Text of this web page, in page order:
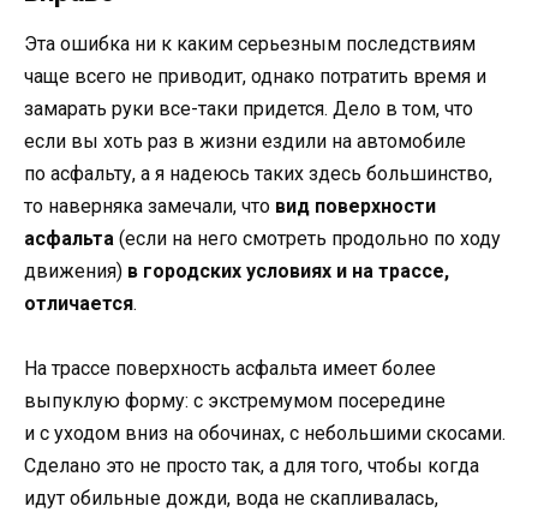
Эта ошибка ни к каким серьезным последствиям
чаще всего не приводит, однако потратить время и
замарать руки все-таки придется. Дело в том, что
если вы хоть раз в жизни ездили на автомобиле
по асфальту, а я надеюсь таких здесь большинство,
то наверняка замечали, что вид поверхности
асфальта (если на него смотреть продольно по ходу
движения) в городских условиях и на трассе,
отличается.
На трассе поверхность асфальта имеет более
выпуклую форму: с экстремумом посередине
и с уходом вниз на обочинах, с небольшими скосами.
Сделано это не просто так, а для того, чтобы когда
идут обильные дожди, вода не скапливалась,